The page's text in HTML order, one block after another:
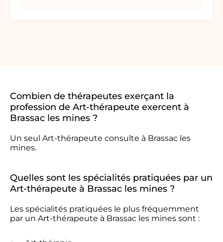
Combien de thérapeutes exerçant la
profession de Art-thérapeute exercent à
Brassac les mines ?
Un seul Art-thérapeute consulte à Brassac les
mines.
Quelles sont les spécialités pratiquées par un
Art-thérapeute à Brassac les mines ?
Les spécialités pratiquées le plus fréquemment
par un Art-thérapeute à Brassac les mines sont :